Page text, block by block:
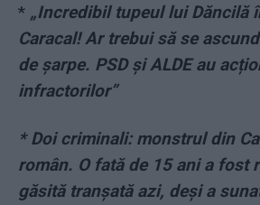
* „Incredibil tupeul lui Dăncilă
Caracal! Ar trebui să se
de șarpe. PSD și ALDE au
infractorilor”
* Doi criminali: monstrul din
român. O fată de 15 ani a fost
găsită tranșată azi, deși a